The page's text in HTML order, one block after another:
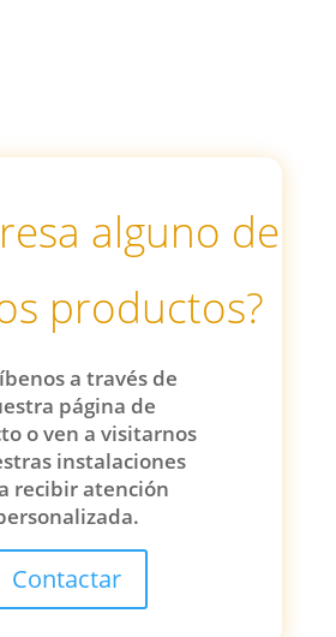
alguno de
productos?
a través de
página de
o ven a visitarnos
instalaciones
recibir atención
Contactar